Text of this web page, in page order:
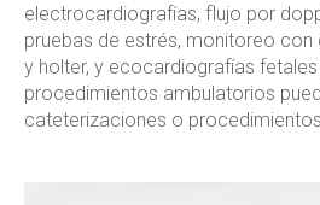
electrocardiografías, flujo por
pruebas de estrés, monitoreo
y holter, y ecocardiografías
procedimientos ambulatorios
cateterizaciones o